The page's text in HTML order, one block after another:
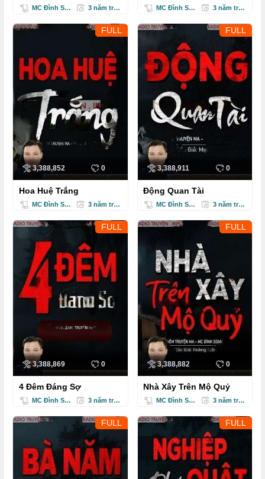
MC Đình Soạn 3 năm trước MC Đình Soạn 3 năm trước
FULL
3,388,852 0
Hoa Huệ Trắng
MC Đình Soạn 3 năm trước
FULL
3,388,911 0
Động Quan Tài
MC Đình Soạn 3 năm trước
FULL
3,388,869 0
4 Đêm Đáng Sợ
MC Đình Soạn 3 năm trước
FULL
3,388,882 0
Nhà Xây Trên Mộ Quỷ
MC Đình Soạn 3 năm trước
FULL FULL